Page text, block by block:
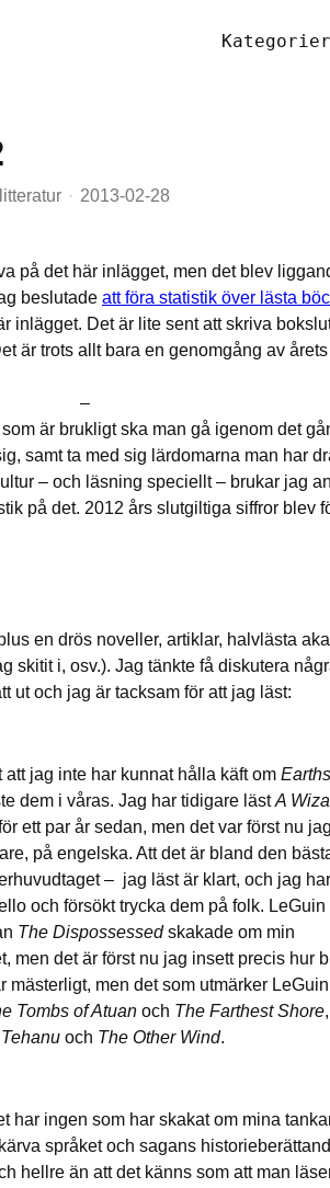
2013-02-28
på det här inlägget, men det blev
beslutade att föra statistik över lästa
inlägget. Det är lite sent att skriva
är trots allt bara en genomgång av årets
–
är brukligt ska man gå igenom det
samt ta med sig lärdomarna man har
– och läsning speciellt – brukar jag
på det. 2012 års slutgiltiga siffror blev
en drös noveller, artiklar, halvlästa
skitit i, osv.). Jag tänkte få diskutera
ut och jag är tacksam för att jag läst:
jag inte har kunnat hålla käft om
dem i våras. Jag har tidigare lästA
ett par år sedan, men det var först nu
på engelska. Att det är bland den
– jag läst är klart, och jag
och försökt trycka dem på folk. LeGuin
The Dispossessedskakade om min
men det är först nu jag insett precis hur
mästerligt, men det som utmärker
Tombs of Atuan och The Farthest Shore
Tehanu och The Other Wind.
har ingen som har skakat om mina
språket och sagans
hellre än att det känns som att man